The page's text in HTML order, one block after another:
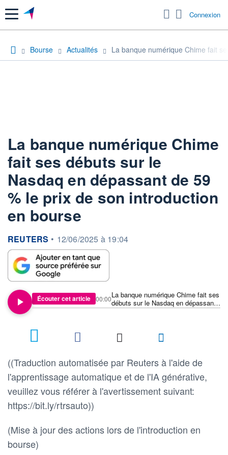
Menu Connexion
Bourse Actualités La banque numérique Chime fait
La banque numérique Chime
fait ses débuts sur le
Nasdaq en dépassant de 59
% le prix de son introduction
en bourse
information fournie par
REUTERS • 12/06/2025 à 19:04
Écouter cet article
La banque numérique Chime fait ses
débuts sur le Nasdaq en dépassant
de 59 % le prix de son introduction
00:00
((Traduction automatisée par Reuters à l'aide de
l'apprentissage automatique et de l'IA générative,
veuillez vous référer à l'avertissement suivant:
https://bit.ly/rtrsauto))
(Mise à jour des actions lors de l'introduction en
bourse)